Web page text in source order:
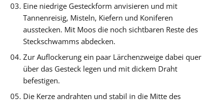
Eine niedrige Gesteckform anvisieren und mit
Tannenreisig, Misteln, Kiefern und Koniferen
ausstecken. Mit Moos die noch sichtbaren Reste des
Steckschwamms abdecken.
Zur Auflockerung ein paar Lärchenzweige dabei quer
über das Gesteck legen und mit dickem Draht
befestigen.
Die Kerze andrahten und stabil in die Mitte des